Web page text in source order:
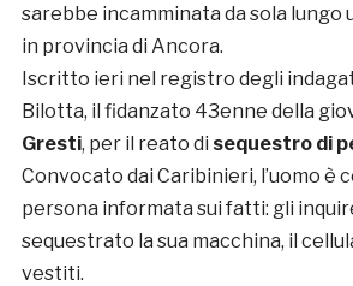
sarebbe incamminata da sola lungo
in provincia di Ancora.
Iscritto ieri nel registro degli
Bilotta, il fidanzato 43enne della
Gresti, per il reato di sequestro di
Convocato dai Caribinieri, l’uomo è
persona informata sui fatti: gli
sequestrato la sua macchina, il
vestiti.